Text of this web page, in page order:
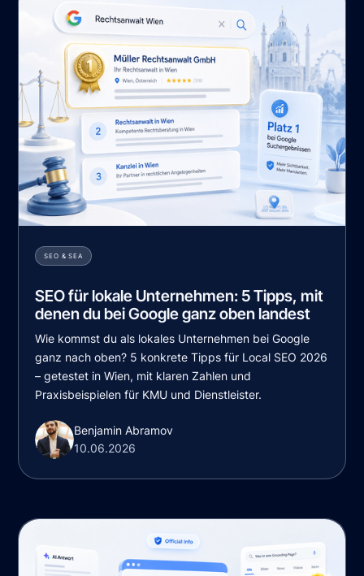
SEO & SEA
SEO für lokale Unternehmen: 5 Tipps, mit
denen du bei Google ganz oben landest
Wie kommst du als lokales Unternehmen bei Google
ganz nach oben? 5 konkrete Tipps für Local SEO 2026
– getestet in Wien, mit klaren Zahlen und
Praxisbeispielen für KMU und Dienstleister.
Benjamin Abramov
10.06.2026